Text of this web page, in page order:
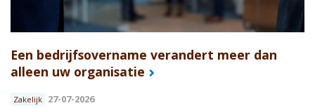
Een bedrijfsovername verandert meer dan
alleen uw organisatie
Zakelijk 27-07-2026